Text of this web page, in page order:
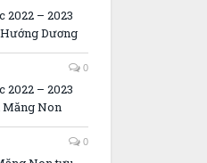
2022 – 2023
Dương
0
2022 – 2023
Non
0